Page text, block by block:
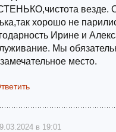
везде.
хорошо не
Ирине и
Мы
место.
в 19:01